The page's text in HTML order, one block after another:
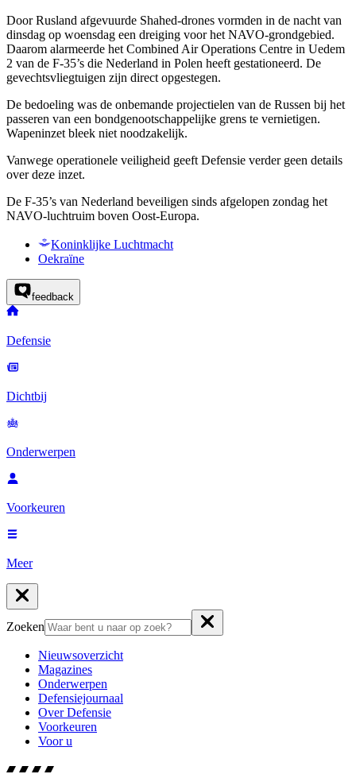
Door Rusland afgevuurde Shahed-drones vormden in de nacht van
dinsdag op woensdag een dreiging voor het NAVO-grondgebied.
Daarom alarmeerde het Combined Air Operations Centre in Uedem
2 van de F-35’s die Nederland in Polen heeft gestationeerd. De
gevechtsvliegtuigen zijn direct opgestegen.
De bedoeling was de onbemande projectielen van de Russen bij het
passeren van een bondgenootschappelijke grens te vernietigen.
Wapeninzet bleek niet noodzakelijk.
Vanwege operationele veiligheid geeft Defensie verder geen details
over deze inzet.
De F-35’s van Nederland beveiligen sinds afgelopen zondag het
NAVO-luchtruim boven Oost-Europa.
Koninklijke Luchtmacht
Oekraïne
feedback
Defensie
Dichtbij
Onderwerpen
Voorkeuren
Meer
Zoeken
Nieuwsoverzicht
Magazines
Onderwerpen
Defensiejournaal
Over Defensie
Voorkeuren
Voor u